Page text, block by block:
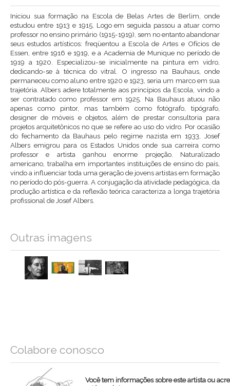
Iniciou sua formação na Escola de Belas Artes de Berlim, onde
estudou entre 1913 e 1915. Logo em seguida passou a atuar como
professor no ensino primário (1915-1919), sem no entanto abandonar
seus estudos artísticos: freqüentou a Escola de Artes e Ofícios de
Essen, entre 1916 e 1919, e a Academia de Munique no período de
1919 a 1920. Especializou-se inicialmente na pintura em vidro,
dedicando-se à técnica do vitral. O ingresso na Bauhaus, onde
permaneceu como aluno entre 1920 e 1923, seria um marco em sua
trajetória. Albers adere totalmente aos princípios da Escola, vindo a
ser contratado como professor em 1925. Na Bauhaus atuou não
apenas como pintor, mas também como fotógrafo, tipógrafo,
designer de móveis e objetos, além de prestar consultoria para
projetos arquitetônicos no que se refere ao uso do vidro. Por ocasião
do fechamento da Bauhaus pelo regime nazista em 1933, Josef
Albers emigrou para os Estados Unidos onde sua carreira como
professor e artista ganhou enorme projeção. Naturalizado
americano, trabalha em importantes instituições de ensino do país,
vindo a influenciar toda uma geração de jovens artistas em formação
no período do pós-guerra. A conjugação da atividade pedagógica, da
produção artística e da reflexão teórica caracteriza a longa trajetória
profissional de Josef Albers.
Outras imagens
Colabore conosco
Você tem informações sobre este artista ou